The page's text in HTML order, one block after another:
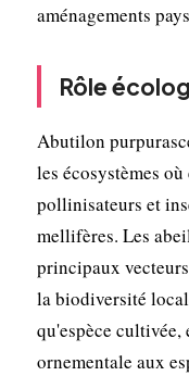
aménagements
Rôle
Abutilon
les écosystèmes
pollinisateurs et
mellifères. Les
principaux
la biodiversité
qu'espèce
ornementale aux